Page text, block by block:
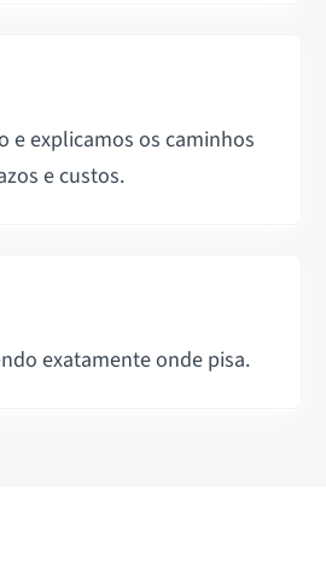
e explicamos os caminhos
e custos.
exatamente onde pisa.